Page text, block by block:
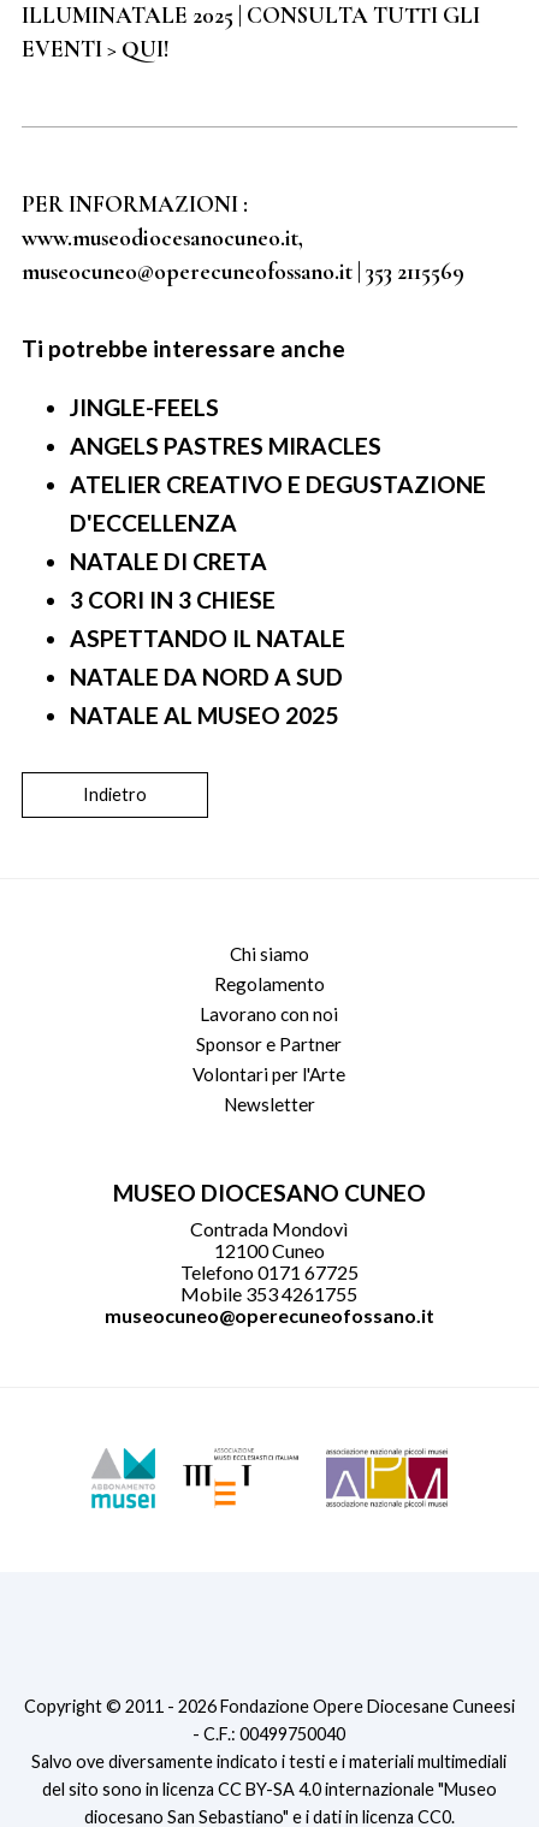
ILLUMINATALE 2025 | CONSULTA TUTTI GLI
EVENTI > QUI!
PER INFORMAZIONI :
www.museodiocesanocuneo.it,
museocuneo@operecuneofossano.it | 353 2115569
Ti potrebbe interessare anche
JINGLE-FEELS
ANGELS PASTRES MIRACLES
ATELIER CREATIVO E DEGUSTAZIONE
D'ECCELLENZA
NATALE DI CRETA
3 CORI IN 3 CHIESE
ASPETTANDO IL NATALE
NATALE DA NORD A SUD
NATALE AL MUSEO 2025
Indietro
Chi siamo
Regolamento
Lavorano con noi
Sponsor e Partner
Volontari per l'Arte
Newsletter
MUSEO DIOCESANO CUNEO
Contrada Mondovì
12100 Cuneo
Telefono 0171 67725
Mobile 353 4261755
museocuneo@operecuneofossano.it
Copyright © 2011 - 2026 Fondazione Opere Diocesane Cuneesi
- C.F.: 00499750040
Salvo ove diversamente indicato i testi e i materiali multimediali
del sito sono in licenza CC BY-SA 4.0 internazionale "Museo
diocesano San Sebastiano" e i dati in licenza CC0.